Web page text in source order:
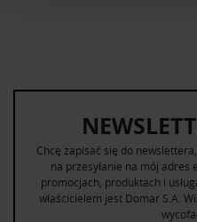
Partnerzy mogą połączyć
otrzymanymi od Ciebie lub
korzystania z ich usług.
Chcę zapisać się do
na przesyłanie na mój adres
promocjach, produktach i
właścicielem jest Domar S.A.